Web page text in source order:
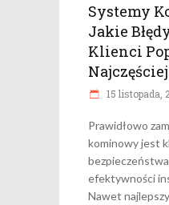
Systemy
Jakie
Klienci
15 listopada,
Prawidłowo
kominowy jest
efektywności
Nawet